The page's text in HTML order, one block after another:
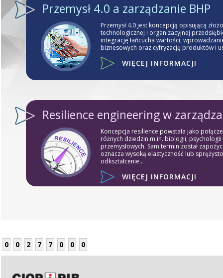
Przemysł 4.0 a zarządzanie BHP
Przemysł 4.0 jest koncepcją opisującą
technologicznej i organizacyjnej
integrację łańcucha wartości,
biznesowych oraz cyfryzację produktów i
WIĘCEJ INFORMACJI
Resilience engineering w
Koncepcja resilience powstała jako
różnych dziedzin m.in. biologii,
przemysłowych. Sam termin został
oznacza wysoką elastyczność lub
odkształcenie...
WIĘCEJ INFORMACJI
0 0 2 7 7 0 0 0